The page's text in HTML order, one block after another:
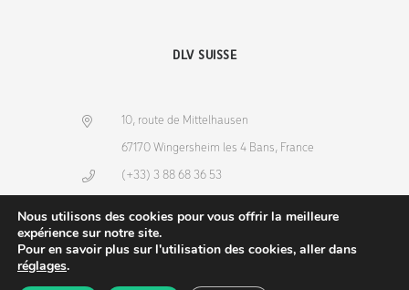
DLV SUISSE
10, route de Mittelhausen
67170 Wingersheim les 4 Bans, France
(+33) 3 88 68 36 53
Nous utilisons des cookies pour vous offrir la meilleure
expérience sur notre site.
Pour en savoir plus sur l'utilisation des cookies, aller dans
réglages.